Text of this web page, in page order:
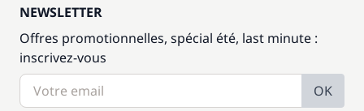
NEWSLETTER
Offres promotionnelles, spécial été, last minute :
inscrivez-vous
OK